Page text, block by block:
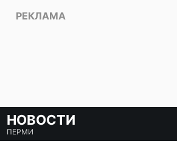
НОВОСТИ
ПЕРМИ